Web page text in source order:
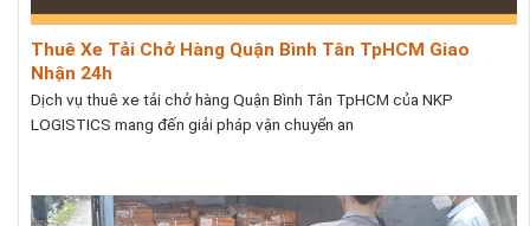
Thuê Xe Tải Chở Hàng Quận Bình Tân TpHCM Giao
Nhận 24h
Dịch vụ thuê xe tải chở hàng Quận Bình Tân TpHCM của NKP
LOGISTICS mang đến giải pháp vận chuyển an